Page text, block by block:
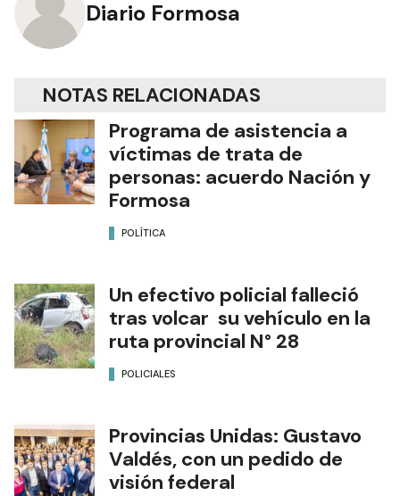
Diario Formosa
NOTAS RELACIONADAS
Programa de asistencia a
víctimas de trata de
personas: acuerdo Nación y
Formosa
POLÍTICA
Un efectivo policial falleció
tras volcar su vehículo en la
ruta provincial N° 28
POLICIALES
Provincias Unidas: Gustavo
Valdés, con un pedido de
visión federal